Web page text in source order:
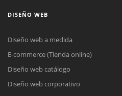
DISEÑO WEB
Diseño web a medida
E-commerce (Tienda online)
Diseño web catálogo
Diseño web corporativo